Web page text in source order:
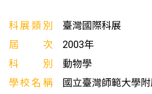
科展類別
臺灣國際科展
屆次
2003年
科別
動物學
學校名稱
國立臺灣師範大學